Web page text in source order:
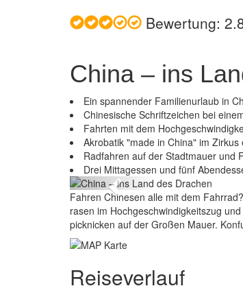
Bewertung:
China – ins
Ein spannender Familienurlaub in
Chinesische Schriftzeichen bei
Fahrten mit dem
Akrobatik "made in China" im Zirkus
Radfahren auf der Stadtmauer und
Drei Mittagessen und fünf
Previous
Fahren Chinesen alle mit dem
rasen im Hochgeschwindigkeitszug
picknicken auf der Großen Mauer.
Reiseverlauf